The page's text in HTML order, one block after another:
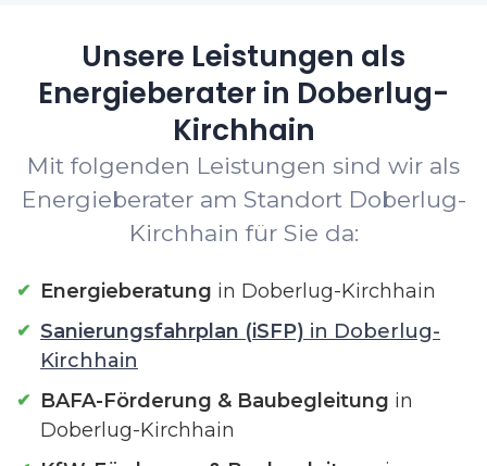
Unsere Leistungen als
Energieberater in Doberlug-
Kirchhain
Mit folgenden Leistungen sind wir als
Energieberater am Standort Doberlug-
Kirchhain für Sie da:
Energieberatung in Doberlug-Kirchhain
Sanierungsfahrplan (iSFP) in Doberlug-
Kirchhain
BAFA-Förderung & Baubegleitung in
Doberlug-Kirchhain